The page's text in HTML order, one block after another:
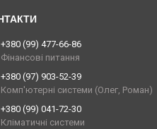
+380 (99) 477-66-86
Фінансові питання
+380 (97) 903-52-39
Комп'ютерні системи (Олег, Роман)
+380 (99) 041-72-30
Кліматичні системи